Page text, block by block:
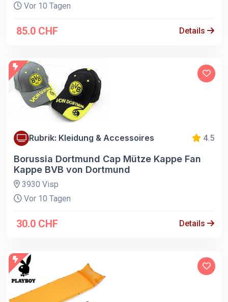
Vor 10 Tagen
85.0 CHF Details
Rubrik: Kleidung & Accessoires 4.5
Borussia Dortmund Cap Mütze Kappe Fan
Kappe BVB von Dortmund
3930 Visp
Vor 10 Tagen
30.0 CHF Details